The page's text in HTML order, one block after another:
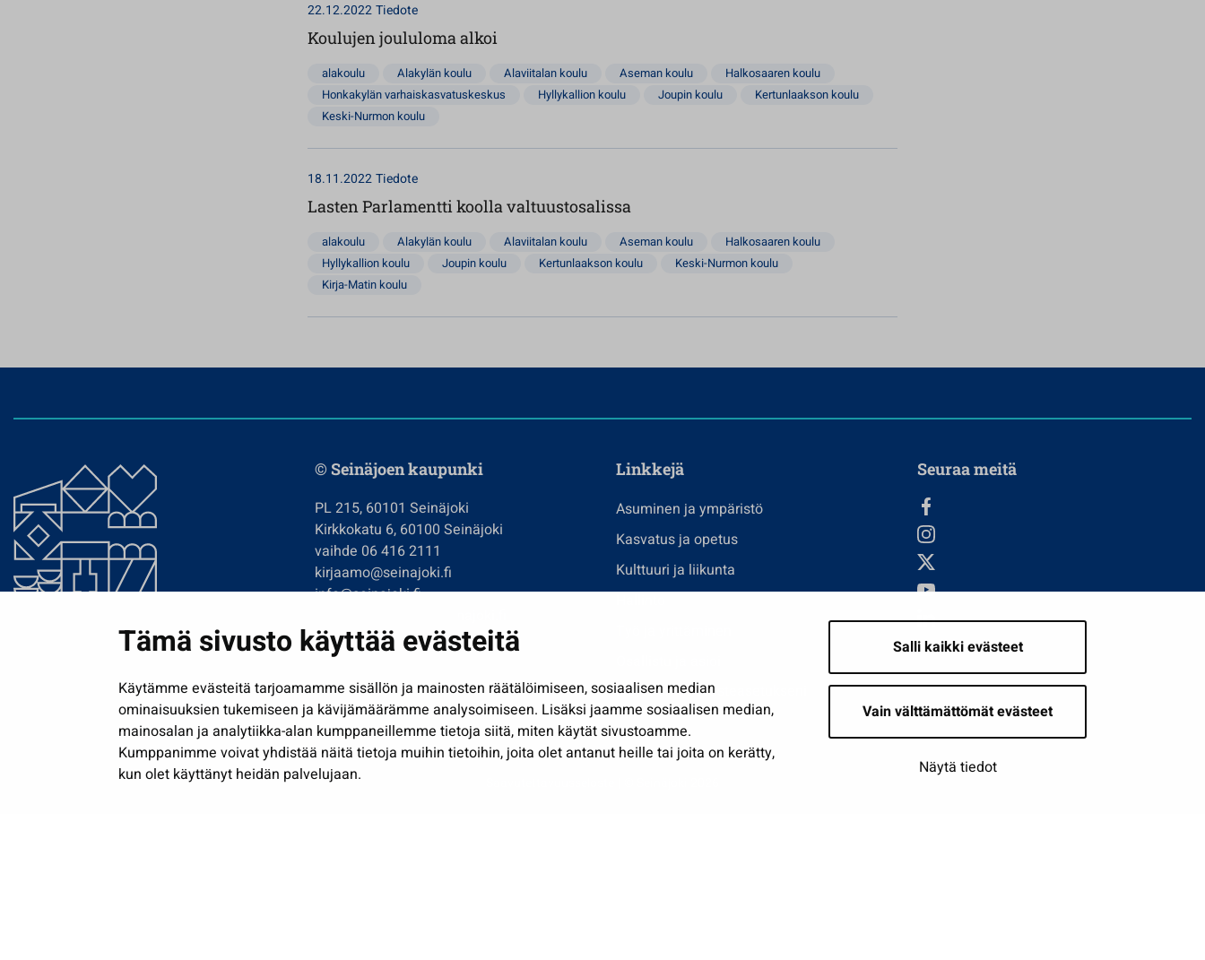
Tämä sivusto käyttää evästeitä
Käytämme evästeitä tarjoamamme sisällön ja mainosten räätälöimiseen, sosiaalisen median
ominaisuuksien tukemiseen ja kävijämäärämme analysoimiseen. Lisäksi jaamme sosiaalisen median,
mainosalan ja analytiikka-alan kumppaneillemme tietoja siitä, miten käytät sivustoamme.
Kumppanimme voivat yhdistää näitä tietoja muihin tietoihin, joita olet antanut heille tai joita on kerätty,
kun olet käyttänyt heidän palvelujaan.
Salli kaikki evästeet
Vain välttämättömät evästeet
Näytä tiedot
22.12.2022Tiedote
Koulujen joululoma alkoi
alakoulu Alakylän koulu Alaviitalan koulu Aseman koulu
Halkosaaren koulu
Honkakylän varhaiskasvatuskeskus
Hyllykallion koulu Joupin koulu
Kertunlaakson koulu
Keski-Nurmon koulu
18.11.2022Tiedote
Lasten Parlamentti koolla valtuustosalissa
alakoulu Alakylän koulu Alaviitalan koulu Aseman koulu
Halkosaaren koulu
Hyllykallion koulu
Joupin koulu Kertunlaakson koulu
Keski-Nurmon koulu
Kirja-Matin koulu
© Seinäjoen kaupunki
PL 215, 60101 Seinäjoki
Kirkkokatu 6, 60100 Seinäjoki
vaihde 06 416 2111
kirjaamo@seinajoki.fi
info@seinajoki.fi
Tilaa uutiskirje
Linkkejä
Asuminen ja ympäristö
Kasvatus ja opetus
Kulttuuri ja liikunta
Näytä omat evästeasetukseni
Seuraa meitä